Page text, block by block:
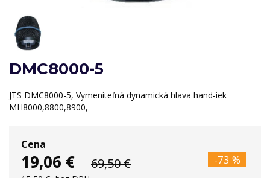
DMC8000-5
JTS DMC8000-5, Vymeniteľná dynamická hlava hand-iek
MH8000,8800,8900,
Cena
19,06 € 69,50 € -73 %